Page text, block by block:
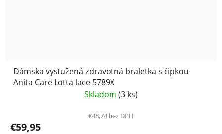
Dámska vystužená zdravotná braletka s čipkou
Anita Care Lotta lace 5789X
Skladom (3 ks)
€48,74 bez DPH
€59,95